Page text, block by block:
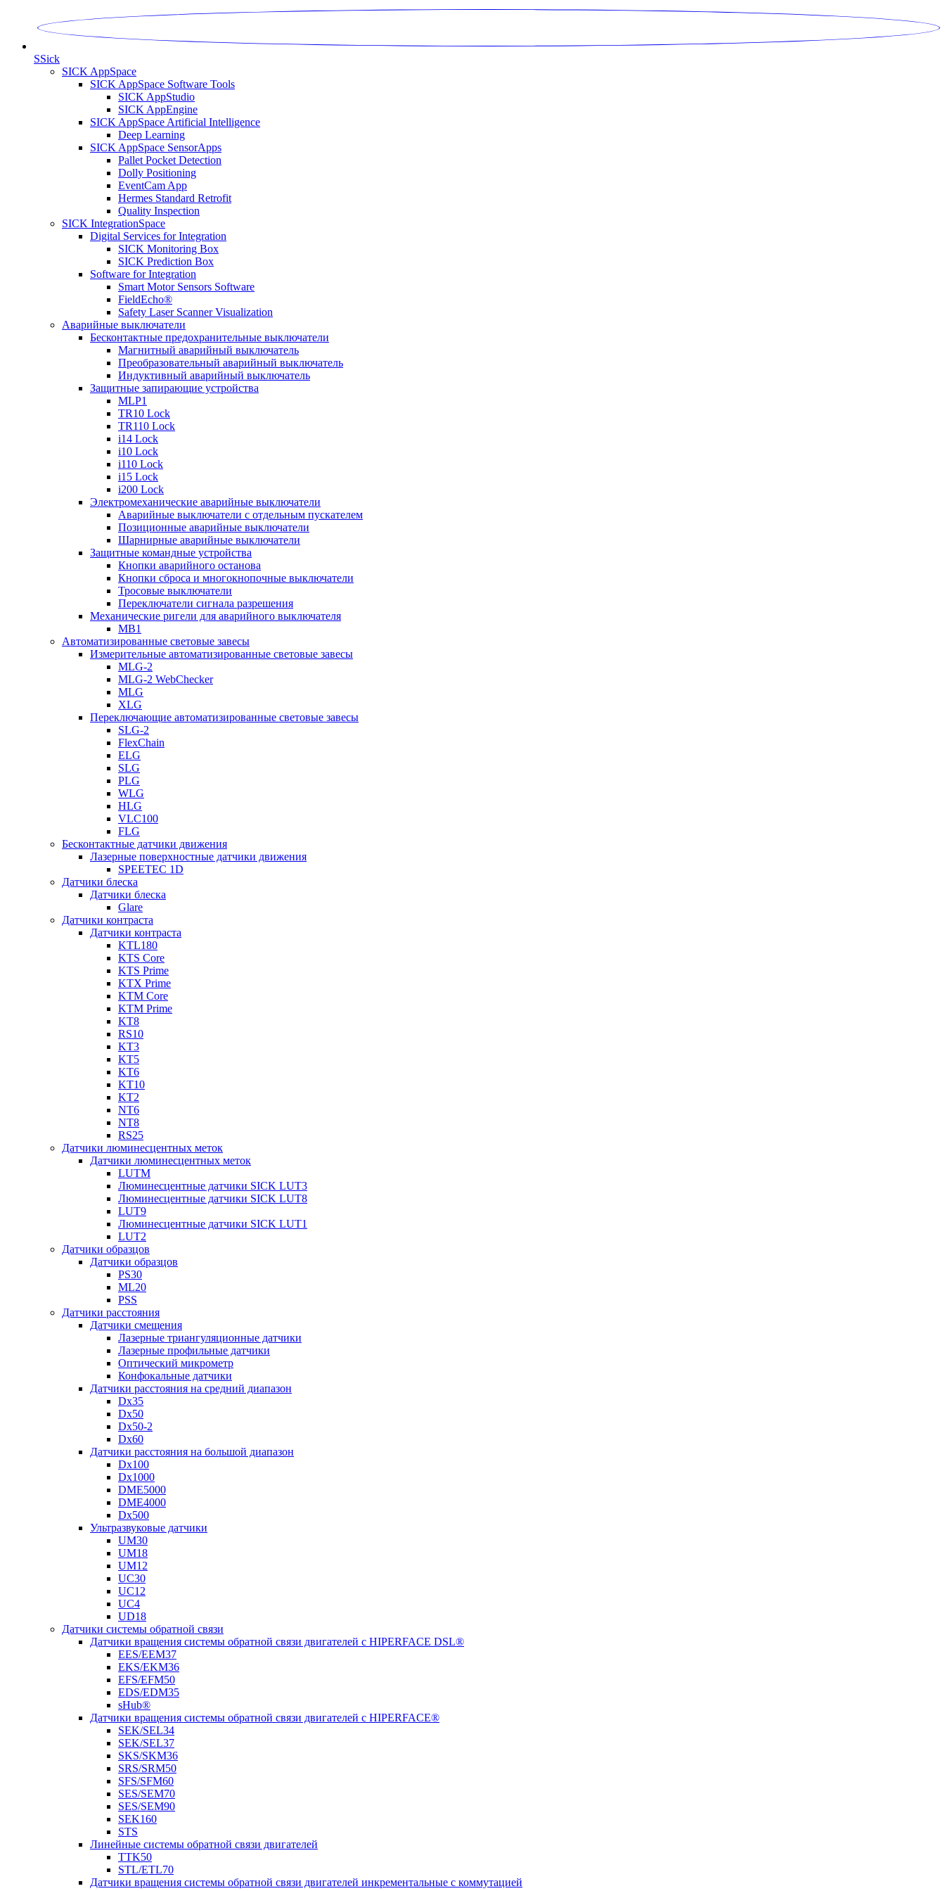
SSick
SICK AppSpace
SICK AppSpace Software Tools
SICK AppStudio
SICK AppEngine
SICK AppSpace Artificial Intelligence
Deep Learning
SICK AppSpace SensorApps
Pallet Pocket Detection
Dolly Positioning
EventCam App
Hermes Standard Retrofit
Quality Inspection
SICK IntegrationSpace
Digital Services for Integration
SICK Monitoring Box
SICK Prediction Box
Software for Integration
Smart Motor Sensors Software
FieldEcho®
Safety Laser Scanner Visualization
Аварийные выключатели
Бесконтактные предохранительные выключатели
Магнитный аварийный выключатель
Преобразовательный аварийный выключатель
Индуктивный аварийный выключатель
Защитные запирающие устройства
MLP1
TR10 Lock
TR110 Lock
i14 Lock
i10 Lock
i110 Lock
i15 Lock
i200 Lock
Электромеханические аварийные выключатели
Аварийные выключатели с отдельным пускателем
Позиционные аварийные выключатели
Шарнирные аварийные выключатели
Защитные командные устройства
Кнопки аварийного останова
Кнопки сброса и многокнопочные выключатели
Тросовые выключатели
Переключатели сигнала разрешения
Механические ригели для аварийного выключателя
MB1
Автоматизированные световые завесы
Измерительные автоматизированные световые завесы
MLG-2
MLG-2 WebChecker
MLG
XLG
Переключающие автоматизированные световые завесы
SLG-2
FlexChain
ELG
SLG
PLG
WLG
HLG
VLC100
FLG
Бесконтактные датчики движения
Лазерные поверхностные датчики движения
SPEETEC 1D
Датчики блеска
Датчики блеска
Glare
Датчики контраста
Датчики контраста
KTL180
KTS Core
KTS Prime
KTX Prime
KTM Core
KTM Prime
KT8
RS10
KT3
KT5
KT6
KT10
KT2
NT6
NT8
RS25
Датчики люминесцентных меток
Датчики люминесцентных меток
LUTM
Люминесцентные датчики SICK LUT3
Люминесцентные датчики SICK LUT8
LUT9
Люминесцентные датчики SICK LUT1
LUT2
Датчики образцов
Датчики образцов
PS30
ML20
PSS
Датчики расстояния
Датчики смещения
Лазерные триангуляционные датчики
Лазерные профильные датчики
Оптический микрометр
Конфокальные датчики
Датчики расстояния на средний диапазон
Dx35
Dx50
Dx50-2
Dx60
Датчики расстояния на большой диапазон
Dx100
Dx1000
DME5000
DME4000
Dx500
Ультразвуковые датчики
UM30
UM18
UM12
UC30
UC12
UC4
UD18
Датчики системы обратной связи
Датчики вращения системы обратной связи двигателей с HIPERFACE DSL®
EES/EEM37
EKS/EKM36
EFS/EFM50
EDS/EDM35
sHub®
Датчики вращения системы обратной связи двигателей с HIPERFACE®
SEK/SEL34
SEK/SEL37
SKS/SKM36
SRS/SRM50
SFS/SFM60
SES/SEM70
SES/SEM90
SEK160
STS
Линейные системы обратной связи двигателей
TTK50
STL/ETL70
Датчики вращения системы обратной связи двигателей инкрементальные с коммутацией